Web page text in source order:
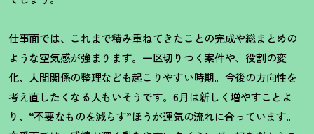
仕事面では、これまで積み重ねてきたことの完成や総まとめの
ような空気感が強まります。一区切りつく案件や、役割の変
化、人間関係の整理なども起こりやすい時期。今後の方向性を
考え直したくなる人もいそうです。6月は新しく増やすことよ
り、“不要なものを減らす”ほうが運気の流れに合っています。